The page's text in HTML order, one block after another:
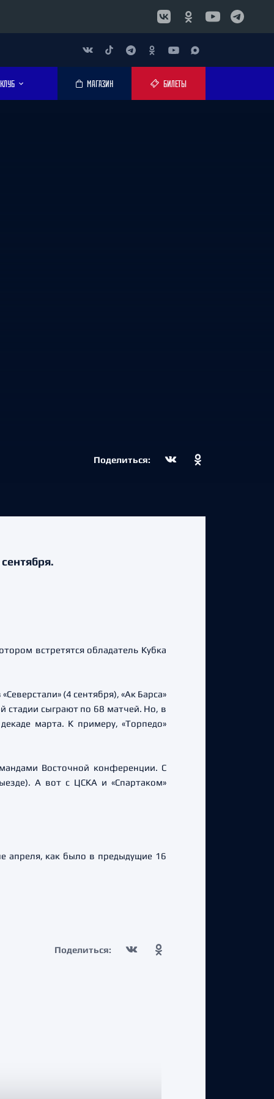
КЛУБ МАГАЗИН БИЛЕТЫ
Поделиться:
встретятся обладатель Кубка
(4 сентября), «Ак Барса»
стадии сыграют по 68 матчей. Но, в
марта. К примеру, «Торпедо»
Восточной конференции. С
А вот с ЦСКА и «Спартаком»
апреля, как было в предыдущие 16
Поделиться: